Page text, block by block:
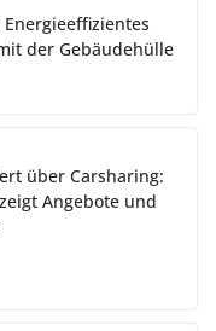
der Gebäudehülle
über Carsharing:
Angebote und